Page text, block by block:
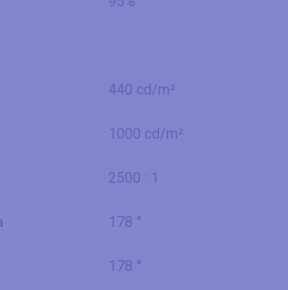
440 cd/m²
1000 cd/m²
2500 : 1
178 °
178 °